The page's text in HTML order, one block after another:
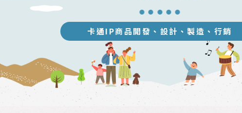
卡通IP商品開發、設計、製造、行銷